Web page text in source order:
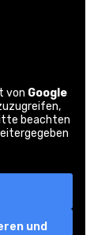
von Google
beachten
und